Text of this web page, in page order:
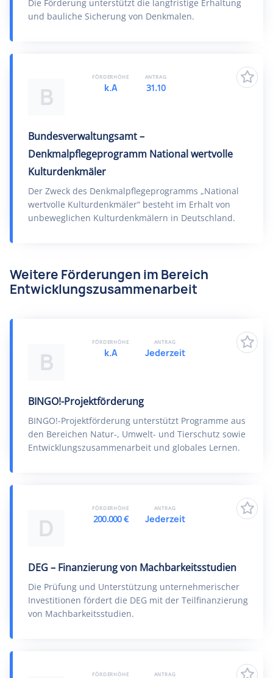
Die Förderung unterstützt die langfristige Erhaltung
und bauliche Sicherung von Denkmalen.
B
Bundesverwaltungsamt –
Denkmalpflegeprogramm National wertvolle
Kulturdenkmäler
Der Zweck des Denkmalpflegeprogramms „National
wertvolle Kulturdenkmäler“ besteht im Erhalt von
unbeweglichen Kulturdenkmälern in Deutschland.
FÖRDERHÖHE
k.A
ANTRAG
31.10
Weitere Förderungen im Bereich
Entwicklungszusammenarbeit
B
BINGO!-Projektförderung
BINGO!-Projektförderung unterstützt Programme aus
den Bereichen Natur-, Umwelt- und Tierschutz sowie
Entwicklungszusammenarbeit und globales Lernen.
FÖRDERHÖHE
k.A
ANTRAG
Jederzeit
D
DEG – Finanzierung von Machbarkeitsstudien
Die Prüfung und Unterstützung unternehmerischer
Investitionen fördert die DEG mit der Teilfinanzierung
von Machbarkeitsstudien.
FÖRDERHÖHE
200.000 €
ANTRAG
Jederzeit
FÖRDERHÖHE ANTRAG